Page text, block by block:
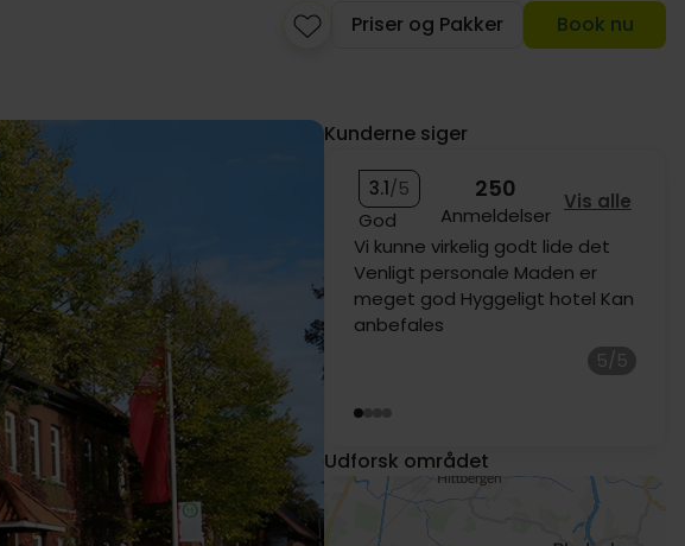
Priser og Pakker
Book nu
Kunderne siger
3.1/5
God
250
Anmeldelser
Vis alle
Det var udmærket i forhold til
prisen. Personalet og ejeren var
hyggelige og venlige.
Karsten Konradsen
Udforsk området
1149,-
1089,-